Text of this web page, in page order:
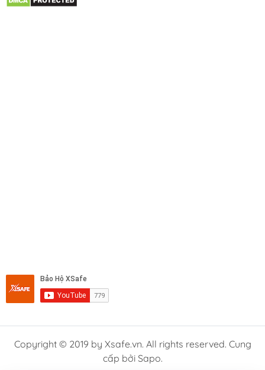
Copyright © 2019 by Xsafe.vn. All rights reserved. Cung
cấp bởi Sapo.